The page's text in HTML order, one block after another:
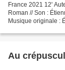
France 2021 12'
Roman // Son :
Musique originale :
Au